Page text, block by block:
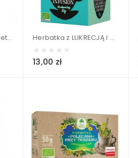
Herbatka Wiosenny Detox - Liofilizowana BIO - Dary Natury 25 g Herbatka z LUKRECJĄ I MIĘTĄ PIEPRZOWĄ BIO (20 x 1,5 g) - CLIPPER 30 g
13,00 zł